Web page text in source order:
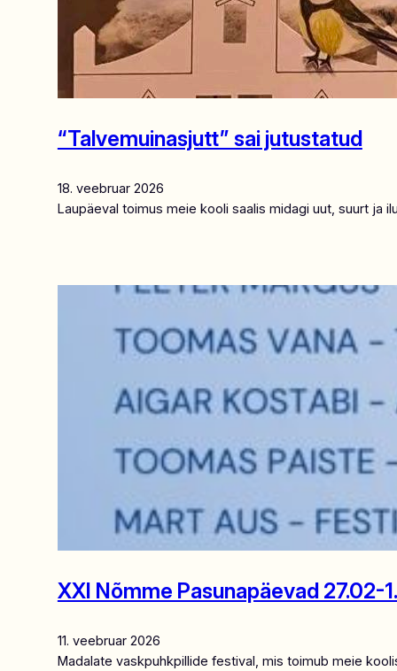
“Talvemuinasjutt” sai jutustatud
18. veebruar 2026
Laupäeval toimus meie kooli saalis midagi uut, suurt ja
XXI Nõmme Pasunapäevad 27.02-
11. veebruar 2026
Madalate vaskpuhkpillide festival, mis toimub meie